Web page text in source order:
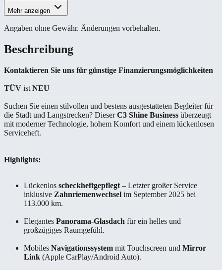
Mehr anzeigen
Angaben ohne Gewähr. Änderungen vorbehalten.
Beschreibung
Kontaktieren Sie uns für günstige Finanzierungsmöglichkeiten
TÜV ist NEU
Suchen Sie einen stilvollen und bestens ausgestatteten Begleiter für
die Stadt und Langstrecken? DieserC3 Shine Business überzeugt
mit moderner Technologie, hohem Komfort und einem lückenlosen
Serviceheft.
Highlights:
Lückenlos scheckheftgepflegt – Letzter großer Service
inklusive Zahnriemenwechsel im September 2025 bei
113.000 km.
Elegantes Panorama-Glasdach für ein helles und
großzügiges Raumgefühl.
Mobiles Navigationssystem mit Touchscreen und Mirror
Link (Apple CarPlay/Android Auto).